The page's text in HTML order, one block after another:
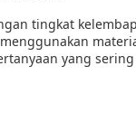
tingkat
yang